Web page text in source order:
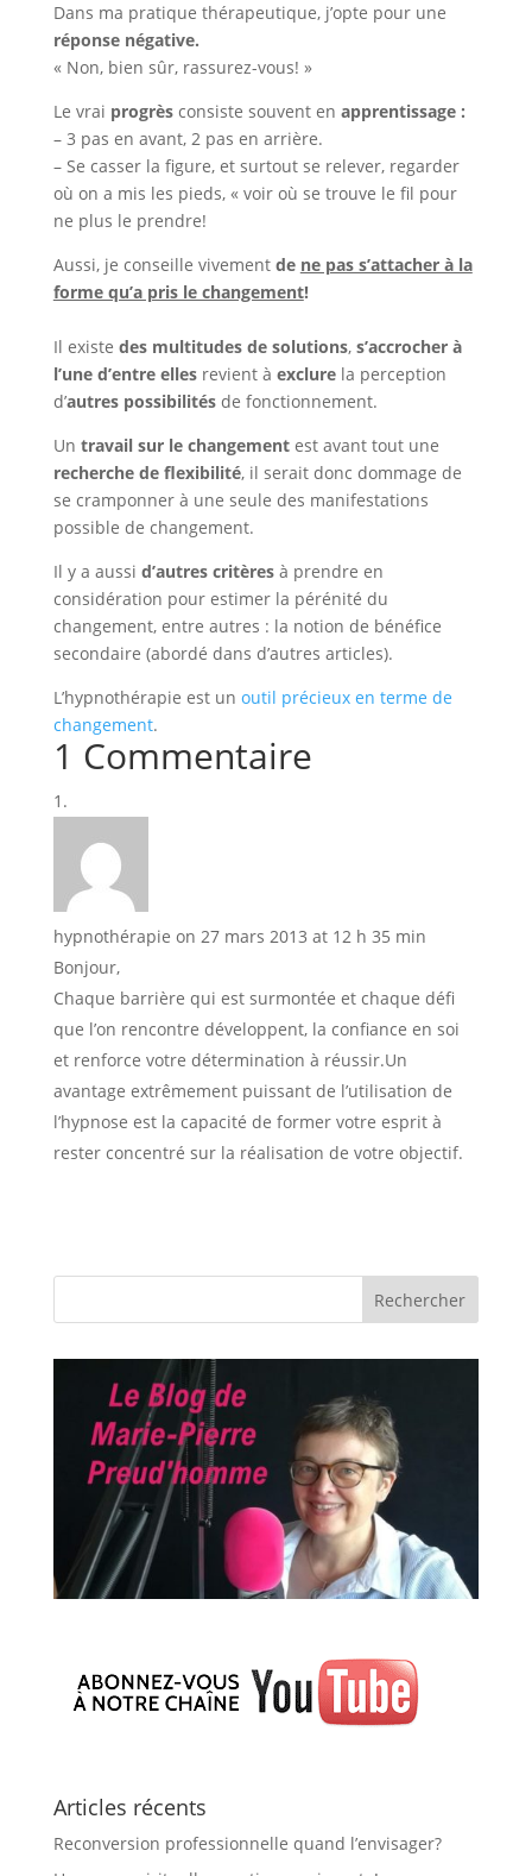
Dans ma pratique thérapeutique, j’opte pour une
réponse négative.
« Non, bien sûr, rassurez-vous! »
Le vrai progrèsconsiste souvent en apprentissage :
– 3 pas en avant, 2 pas en arrière.
– Se casser la figure, et surtout se relever, regarder
où on a mis les pieds, « voir où se trouve le fil pour
ne plus le prendre!
Aussi, je conseille vivement de ne pas s’attacher à la
forme qu’a pris le changement!
Il existe des multitudes de solutions, s’accrocher à
l’une d’entre elles revient à exclurela perception
d’autres possibilités de fonctionnement.
Un travail sur le changementest avant tout une
recherche de flexibilité, il serait donc dommage de
se cramponner à une seule des manifestations
possible de changement.
Il y a aussi d’autres critèresà prendre en
considération pour estimer la pérénité du
changement, entre autres : la notion de bénéfice
secondaire (abordé dans d’autres articles).
L’hypnothérapie est un outil précieux en terme de
changement.
1 Commentaire
hypnothérapie on 27 mars 2013 at 12 h 35 min
Bonjour,
Chaque barrière qui est surmontée et chaque défi
que l’on rencontre développent, la confiance en soi
et renforce votre détermination à réussir.Un
avantage extrêmement puissant de l’utilisation de
l’hypnose est la capacité de former votre esprit à
rester concentré sur la réalisation de votre objectif.
Articles récents
Reconversion professionnelle quand l’envisager?